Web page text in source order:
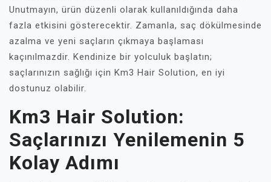
Unutmayın, ürün düzenli olarak kullanıldığında daha
fazla etkisini gösterecektir. Zamanla, saç dökülmesinde
azalma ve yeni saçların çıkmaya başlaması
kaçınılmazdir. Kendinize bir yolculuk başlatın;
saçlarınızın sağlığı için Km3 Hair Solution, en iyi
dostunuz olabilir.
Km3 Hair Solution:
Saçlarınızı Yenilemenin 5
Kolay Adımı